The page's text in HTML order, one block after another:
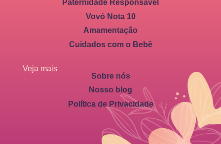
Paternidade Responsável
Vovó Nota 10
Amamentação
Cuidados com o Bebê
Veja mais
Sobre nós
Nosso blog
Política de Privacidade